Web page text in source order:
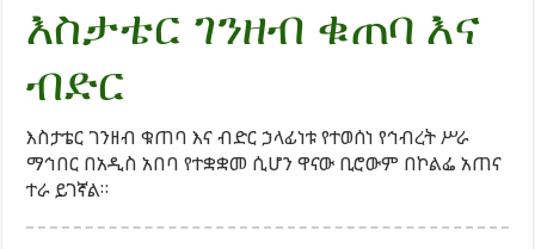
እስታቴር ገንዘብ ቁጠባ እና
ብድር
እስታቴር ገንዘብ ቁጠባ እና ብድር ኃላፊነቱ የተወሰነ የኅብረት ሥራ
ማኅበር በአዲስ አበባ የተቋቋመ ሲሆን ዋናው ቢሮውም በኮልፌ አጠና
ተራ ይገኛል።